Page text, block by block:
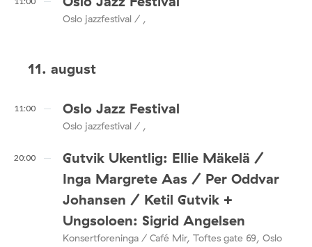
Oslo jazzfestival / ,
11. august
11:00 Oslo Jazz Festival
Oslo jazzfestival / ,
20:00
Gutvik Ukentlig: Ellie Mäkelä /
Inga Margrete Aas / Per Oddvar
Johansen / Ketil Gutvik +
Ungsoloen: Sigrid Angelsen
Konsertforeninga / Café Mir, Toftes gate 69, Oslo